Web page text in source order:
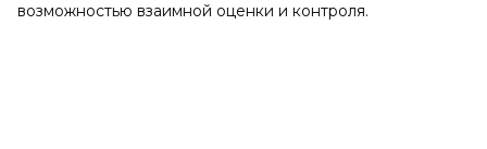
возможностью взаимной оценки и контроля.